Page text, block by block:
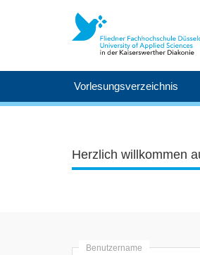
Vorlesungsverzeichnis
Herzlich willkommen
Benutzername